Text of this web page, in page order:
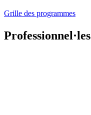
Grille des programmes
Professionnel·les